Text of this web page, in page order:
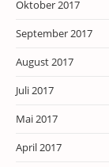
Oktober 2017
September 2017
August 2017
Juli 2017
Mai 2017
April 2017